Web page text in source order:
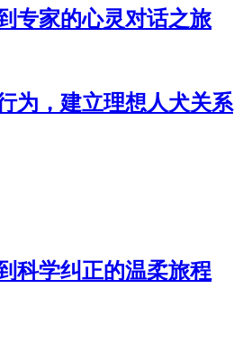
专家的心灵对话之旅
为，建立理想人犬关系
科学纠正的温柔旅程